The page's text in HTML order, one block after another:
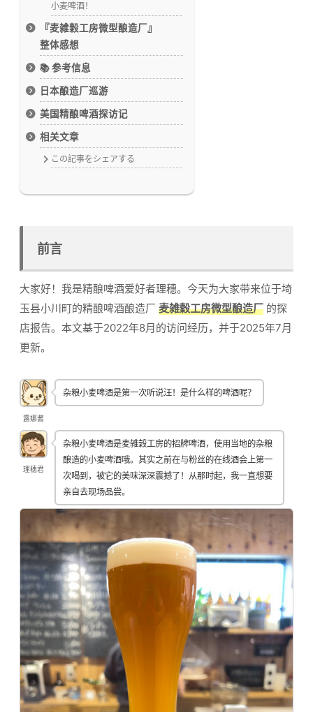
小麦啤酒！
『麦雑穀工房微型酿造厂』
整体感想
📚 参考信息
日本酿造厂巡游
美国精酿啤酒探访记
相关文章
この記事をシェアする
前言
大家好！我是精酿啤酒爱好者理穗。今天为大家带来位于埼
玉县小川町的精酿啤酒酿造厂 麦雑穀工房微型酿造厂 的探
店报告。本文基于2022年8月的访问经历，并于2025年7月
更新。
露娜酱
杂粮小麦啤酒是第一次听说汪！是什么样的啤酒呢？
理穗君
杂粮小麦啤酒是麦雑穀工房的招牌啤酒，使用当地的杂粮
酿造的小麦啤酒哦。其实之前在与粉丝的在线酒会上第一
次喝到，被它的美味深深震撼了！从那时起，我一直想要
亲自去现场品尝。